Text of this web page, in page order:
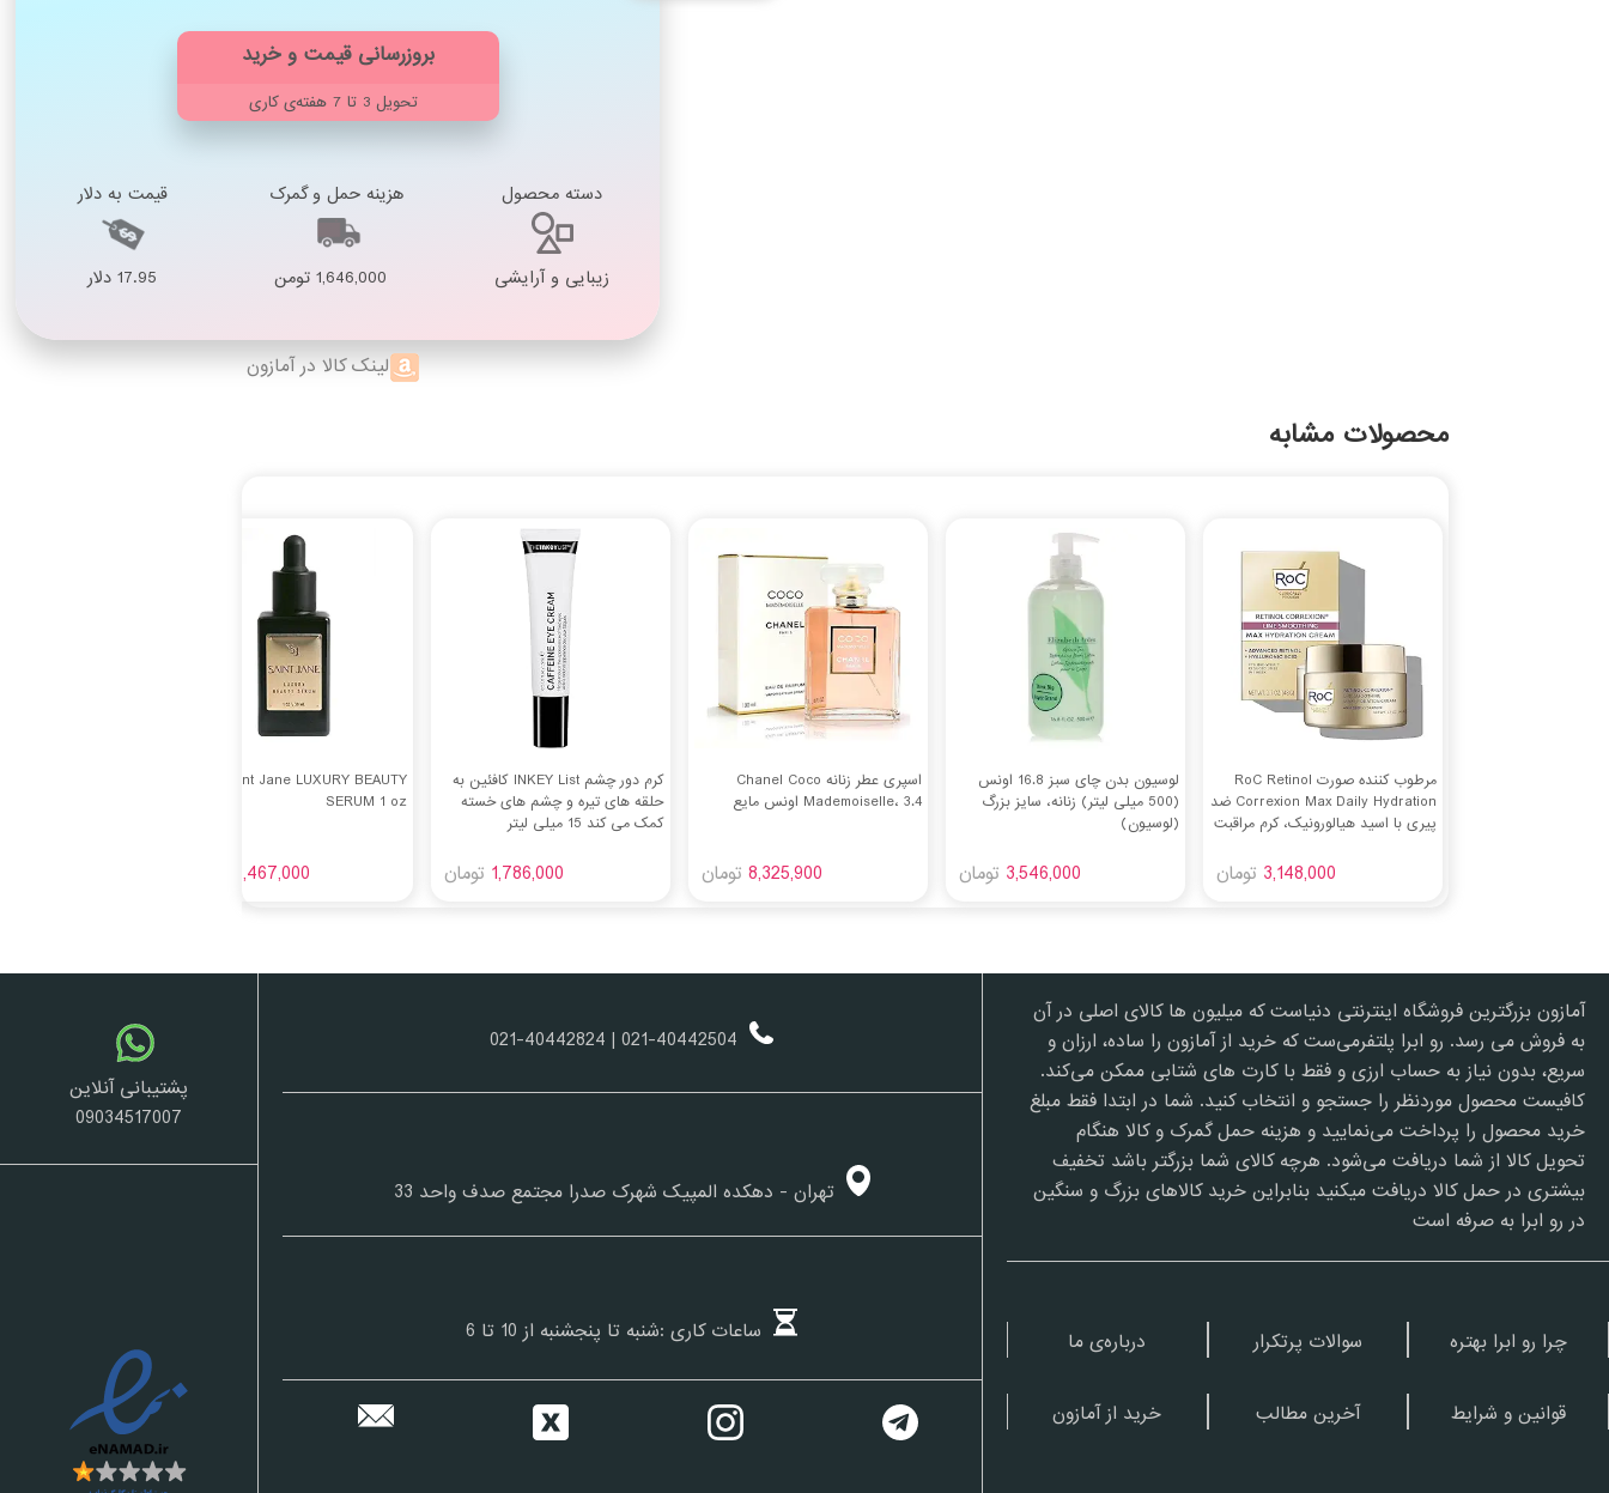
تحویل 3 تا 7 هفته‌ی کاری
دسته محصول
زیبایی و آرایشی
هزینه حمل و گمرک
1,646,000 تومن
قیمت به دلار
17.95 دلار
لینک کالا در آمازون
محصولات مشابه
مرطوب کننده صورت RoC Retinol
Correxion Max Daily Hydration ضد
پیری با اسید هیالورونیک، کرم مراقبت
لکه های تیره، اسکارهای بعد از آکنه،
1.7 اونس (بسته بندی ممکن است
3,148,000 تومان
لوسیون بدن چای سبز 16.8 اونس
(500 میلی لیتر) زنانه، سایز بزرگ
(لوسیون)
3,546,000 تومان
اسپری عطر زنانه Chanel Coco
Mademoiselle، 3.4 اونس مایع
8,325,900 تومان
کرم دور چشم INKEY List کافئین به
حلقه های تیره و چشم های خسته
کمک می کند 15 میلی لیتر
1,786,000 تومان
Saint Jane LUXURY BEAUTY
SERUM 1 oz
8,467,000
آمازون بزرگترین فروشگاه اینترنتی دنیاست که میلیون ها کالای اصلی در آن
به فروش می رسد. رو ابرا پلتفرمی‌ست که خرید از آمازون را ساده، ارزان و
سریع، بدون نیاز به حساب ارزی و فقط با کارت های شتابی ممکن می‌کند.
کافیست محصول موردنظر را جستجو و انتخاب کنید. شما در ابتدا فقط مبلغ
خرید محصول را پرداخت می‌نمایید و هزینه حمل گمرک و کالا هنگام
تحویل کالا از شما دریافت می‌شود. هرچه کالای شما بزرگتر باشد تخفیف
بیشتری در حمل کالا دریافت میکنید بنابراین خرید کالاهای بزرگ و سنگین
در رو ابرا به صرفه است
چرا رو ابرا بهتره سوالات پرتکرار درباره‌ی ما
قوانین و شرایط آخرین مطالب خرید از آمازون
021-40442504
| 021-40442824
تهران - دهکده المپیک شهرک صدرا مجتمع صدف واحد 33
ساعات کاری :شنبه تا پنجشنبه از 10 تا 6
پشتیبانی آنلاین
09034517007